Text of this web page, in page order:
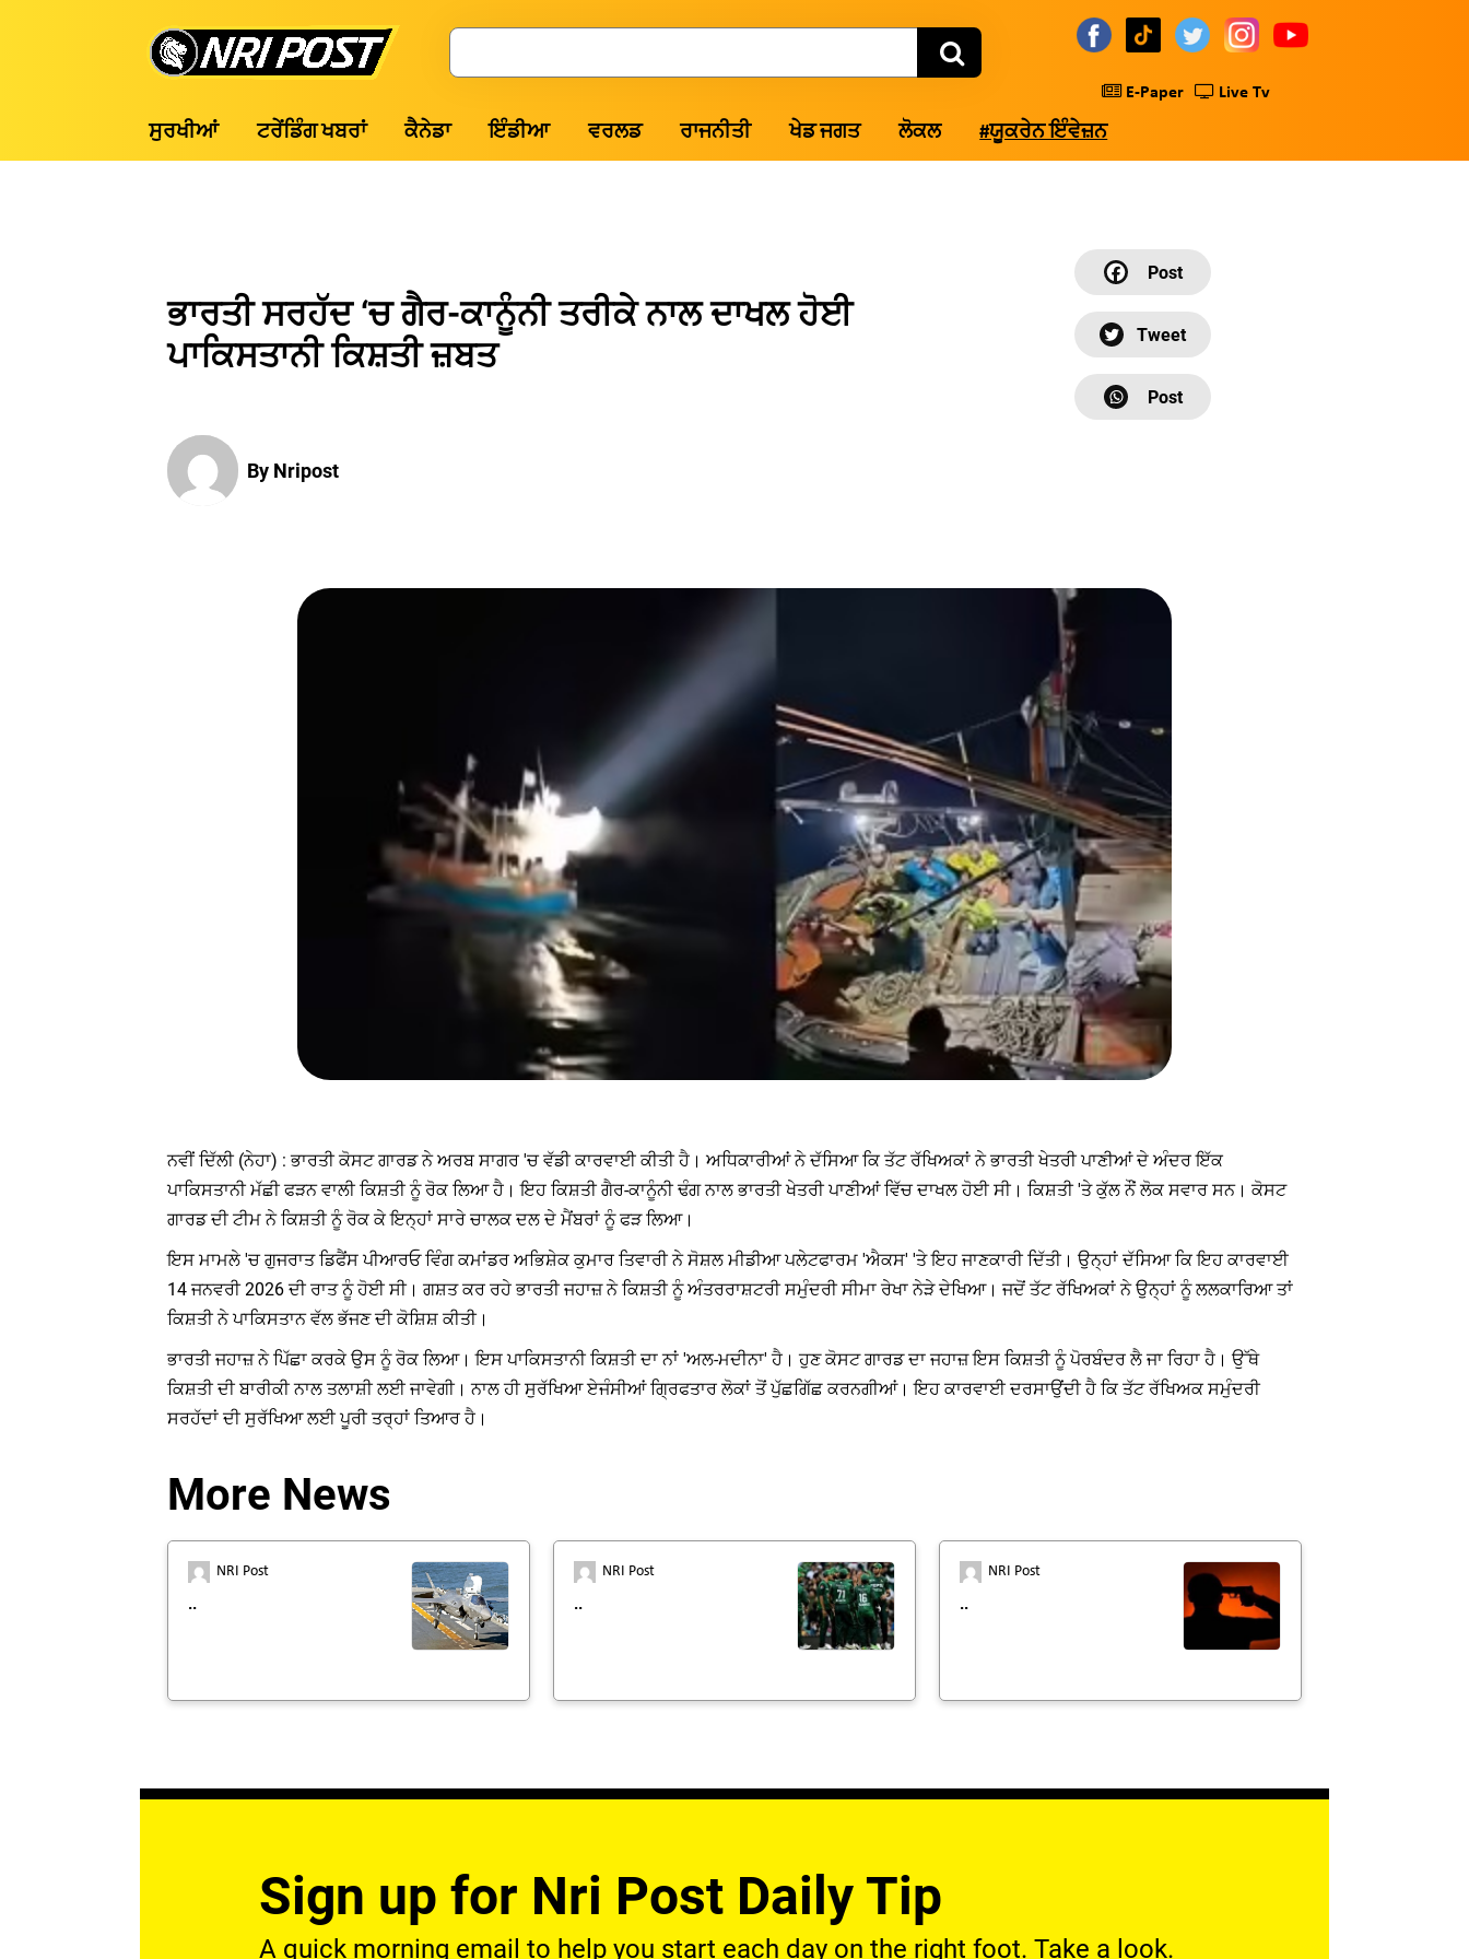
Post
Search
E-Paper Live Tv
ਸੁਰਖੀਆਂ ਟਰੇਂਡਿੰਗ ਖਬਰਾਂ ਕੈਨੇਡਾ ਇੰਡੀਆ ਵਰਲਡ ਰਾਜਨੀਤੀ ਖੇਡ ਜਗਤ ਲੋਕਲ #ਯੂਕਰੇਨ ਇੰਵੇਜ਼ਨ
ਭਾਰਤੀ ਸਰਹੱਦ ‘ਚ ਗੈਰ-ਕਾਨੂੰਨੀ ਤਰੀਕੇ ਨਾਲ ਦਾਖਲ ਹੋਈ
ਪਾਕਿਸਤਾਨੀ ਕਿਸ਼ਤੀ ਜ਼ਬਤ
By Nripost
ਨਵੀਂ ਦਿੱਲੀ (ਨੇਹਾ) : ਭਾਰਤੀ ਕੋਸਟ ਗਾਰਡ ਨੇ ਅਰਬ ਸਾਗਰ 'ਚ ਵੱਡੀ ਕਾਰਵਾਈ ਕੀਤੀ ਹੈ। ਅਧਿਕਾਰੀਆਂ ਨੇ ਦੱਸਿਆ ਕਿ ਤੱਟ ਰੱਖਿਅਕਾਂ ਨੇ ਭਾਰਤੀ ਖੇਤਰੀ ਪਾਣੀਆਂ ਦੇ ਅੰਦਰ ਇੱਕ
ਪਾਕਿਸਤਾਨੀ ਮੱਛੀ ਫੜਨ ਵਾਲੀ ਕਿਸ਼ਤੀ ਨੂੰ ਰੋਕ ਲਿਆ ਹੈ। ਇਹ ਕਿਸ਼ਤੀ ਗੈਰ-ਕਾਨੂੰਨੀ ਢੰਗ ਨਾਲ ਭਾਰਤੀ ਖੇਤਰੀ ਪਾਣੀਆਂ ਵਿੱਚ ਦਾਖਲ ਹੋਈ ਸੀ। ਕਿਸ਼ਤੀ 'ਤੇ ਕੁੱਲ ਨੌਂ ਲੋਕ ਸਵਾਰ ਸਨ। ਕੋਸਟ
ਗਾਰਡ ਦੀ ਟੀਮ ਨੇ ਕਿਸ਼ਤੀ ਨੂੰ ਰੋਕ ਕੇ ਇਨ੍ਹਾਂ ਸਾਰੇ ਚਾਲਕ ਦਲ ਦੇ ਮੈਂਬਰਾਂ ਨੂੰ ਫੜ ਲਿਆ।
ਇਸ ਮਾਮਲੇ 'ਚ ਗੁਜਰਾਤ ਡਿਫੈਂਸ ਪੀਆਰਓ ਵਿੰਗ ਕਮਾਂਡਰ ਅਭਿਸ਼ੇਕ ਕੁਮਾਰ ਤਿਵਾਰੀ ਨੇ ਸੋਸ਼ਲ ਮੀਡੀਆ ਪਲੇਟਫਾਰਮ 'ਐਕਸ' 'ਤੇ ਇਹ ਜਾਣਕਾਰੀ ਦਿੱਤੀ। ਉਨ੍ਹਾਂ ਦੱਸਿਆ ਕਿ ਇਹ ਕਾਰਵਾਈ
14 ਜਨਵਰੀ 2026 ਦੀ ਰਾਤ ਨੂੰ ਹੋਈ ਸੀ। ਗਸ਼ਤ ਕਰ ਰਹੇ ਭਾਰਤੀ ਜਹਾਜ਼ ਨੇ ਕਿਸ਼ਤੀ ਨੂੰ ਅੰਤਰਰਾਸ਼ਟਰੀ ਸਮੁੰਦਰੀ ਸੀਮਾ ਰੇਖਾ ਨੇੜੇ ਦੇਖਿਆ। ਜਦੋਂ ਤੱਟ ਰੱਖਿਅਕਾਂ ਨੇ ਉਨ੍ਹਾਂ ਨੂੰ ਲਲਕਾਰਿਆ ਤਾਂ
ਕਿਸ਼ਤੀ ਨੇ ਪਾਕਿਸਤਾਨ ਵੱਲ ਭੱਜਣ ਦੀ ਕੋਸ਼ਿਸ਼ ਕੀਤੀ।
ਭਾਰਤੀ ਜਹਾਜ਼ ਨੇ ਪਿੱਛਾ ਕਰਕੇ ਉਸ ਨੂੰ ਰੋਕ ਲਿਆ। ਇਸ ਪਾਕਿਸਤਾਨੀ ਕਿਸ਼ਤੀ ਦਾ ਨਾਂ 'ਅਲ-ਮਦੀਨਾ' ਹੈ। ਹੁਣ ਕੋਸਟ ਗਾਰਡ ਦਾ ਜਹਾਜ਼ ਇਸ ਕਿਸ਼ਤੀ ਨੂੰ ਪੋਰਬੰਦਰ ਲੈ ਜਾ ਰਿਹਾ ਹੈ। ਉੱਥੇ
ਕਿਸ਼ਤੀ ਦੀ ਬਾਰੀਕੀ ਨਾਲ ਤਲਾਸ਼ੀ ਲਈ ਜਾਵੇਗੀ। ਨਾਲ ਹੀ ਸੁਰੱਖਿਆ ਏਜੰਸੀਆਂ ਗ੍ਰਿਫਤਾਰ ਲੋਕਾਂ ਤੋਂ ਪੁੱਛਗਿੱਛ ਕਰਨਗੀਆਂ। ਇਹ ਕਾਰਵਾਈ ਦਰਸਾਉਂਦੀ ਹੈ ਕਿ ਤੱਟ ਰੱਖਿਅਕ ਸਮੁੰਦਰੀ
ਸਰਹੱਦਾਂ ਦੀ ਸੁਰੱਖਿਆ ਲਈ ਪੂਰੀ ਤਰ੍ਹਾਂ ਤਿਆਰ ਹੈ।
More News
NRI Post
..
NRI Post
..
NRI Post
..
Sign up for Nri Post Daily Tip
A quick morning email to help you start each day on the right foot. Take a look.